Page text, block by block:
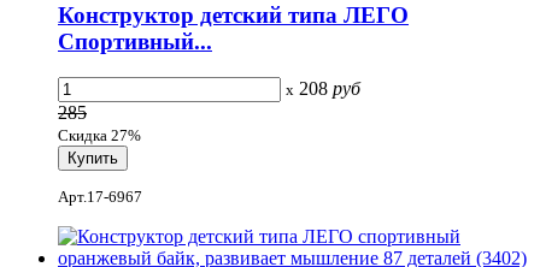
Конструктор детский типа ЛЕГО
Спортивный...
x 208 руб
285
Скидка 27%
Арт.17-6967